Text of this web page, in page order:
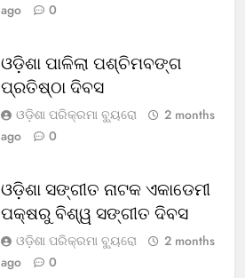
ago
0
ଓଡ଼ିଶା ପାଳିଲା ପଶ୍ଚିମବଙ୍ଗ
ପ୍ରତିଷ୍ଠା ଦିବସ
ଓଡ଼ିଶା ପରିକ୍ରମା ବ୍ୟୁରୋ
2 months
ago
0
ଓଡ଼ିଶା ସଙ୍ଗୀତ ନାଟକ ଏକାଡେମୀ
ପକ୍ଷରୁ ବିଶ୍ୱ ସଙ୍ଗୀତ ଦିବସ
ଓଡ଼ିଶା ପରିକ୍ରମା ବ୍ୟୁରୋ
2 months
ago
0